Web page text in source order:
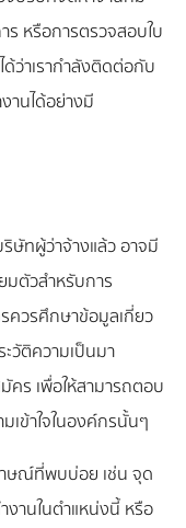
หรือการตรวจสอบใบ
ด้ว่าเรากำลังติดต่อกับ
านได้อย่างมี
ษัทผู้ว่าจ้างแล้ว อาจมี
ตัวสำหรับการ
วรศึกษาข้อมูลเกี่ยว
วัติความเป็นมา
ร เพื่อให้สามารถตอบ
เข้าใจในองค์กรนั้นๆ
ษณ์ที่พบบ่อย เช่น จุด
านในตำแหน่งนี้ หรือ